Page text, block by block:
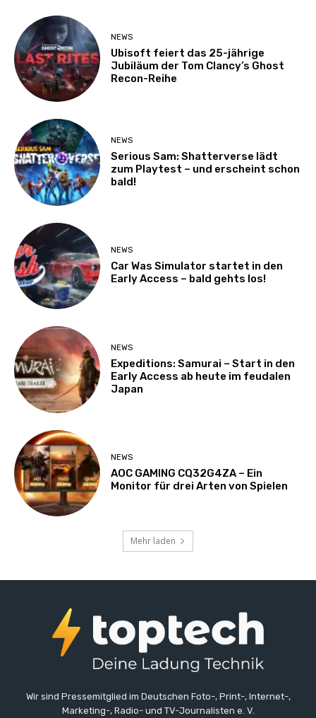
NEWS
Ubisoft feiert das 25-jährige
Jubiläum der Tom Clancy’s Ghost
Recon-Reihe
NEWS
Serious Sam: Shatterverse lädt
zum Playtest – und erscheint schon
bald!
NEWS
Car Was Simulator startet in den
Early Access – bald gehts los!
NEWS
Expeditions: Samurai – Start in den
Early Access ab heute im feudalen
Japan
NEWS
AOC GAMING CQ32G4ZA – Ein
Monitor für drei Arten von Spielen
Mehr laden
Wir sind Pressemitglied im Deutschen Foto-, Print-, Internet-,
Marketing-, Radio- und TV-Journalisten e. V.